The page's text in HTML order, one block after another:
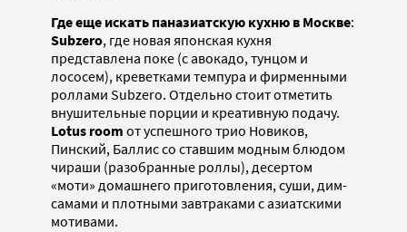
Где еще искать паназиатскую кухню в Москве:
Subzero, где новая японская кухня
представлена поке (с авокадо, тунцом и
лососем), креветками темпура и фирменными
роллами Subzero. Отдельно стоит отметить
внушительные порции и креативную подачу.
Lotus room от успешного трио Новиков,
Пинский, Баллис со ставшим модным блюдом
чираши (разобранные роллы), десертом
«моти» домашнего приготовления, суши, дим-
самами и плотными завтраками с азиатскими
мотивами.